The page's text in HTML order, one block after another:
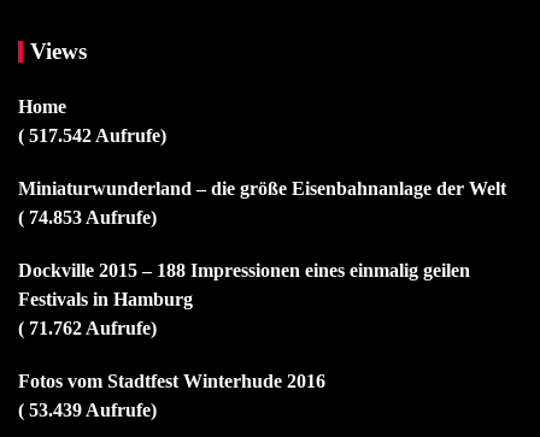
Views
Home
( 517.542 Aufrufe)
Miniaturwunderland – die größe Eisenbahnanlage der Welt
( 74.853 Aufrufe)
Dockville 2015 – 188 Impressionen eines einmalig geilen
Festivals in Hamburg
( 71.762 Aufrufe)
Fotos vom Stadtfest Winterhude 2016
( 53.439 Aufrufe)